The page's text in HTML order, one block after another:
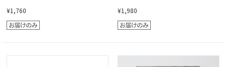
¥1,760
¥1,980